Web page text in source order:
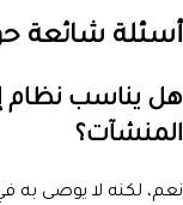
أسئلة شائعة
هل يناسب نظام
المنشآت؟
نعم، لكنه لا يوصى به